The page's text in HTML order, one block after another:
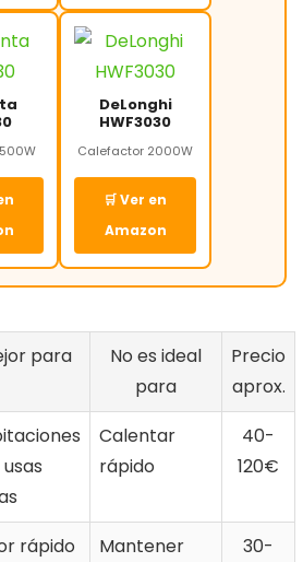
DeLonghi
HWF3030
Calefactor 2000W
🛒 Ver en
Amazon
para
No es ideal
para
Precio
aprox.
Calentar
rápido
40-
120€
rápido Mantener 30-